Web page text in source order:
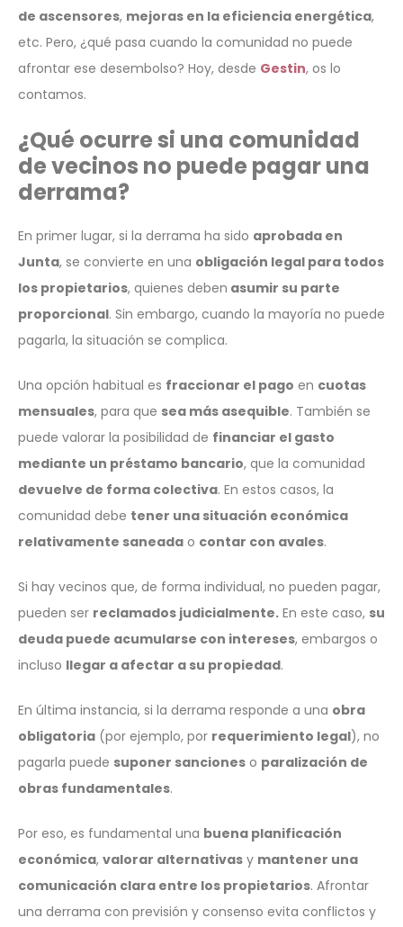
de ascensores, mejoras en la eficiencia energética,
etc. Pero, ¿qué pasa cuando la comunidad no puede
afrontar ese desembolso? Hoy, desde Gestin, os lo
contamos.
¿Qué ocurre si una comunidad
de vecinos no puede pagar una
derrama?
En primer lugar, si la derrama ha sido aprobada en
Junta, se convierte en una obligación legal para todos
los propietarios, quienes deben asumir su parte
proporcional. Sin embargo, cuando la mayoría no puede
pagarla, la situación se complica.
Una opción habitual es fraccionar el pago en cuotas
mensuales, para que sea más asequible. También se
puede valorar la posibilidad de financiar el gasto
mediante un préstamo bancario, que la comunidad
devuelve de forma colectiva. En estos casos, la
comunidad debe tener una situación económica
relativamente saneada o contar con avales.
Si hay vecinos que, de forma individual, no pueden pagar,
pueden ser reclamados judicialmente. En este caso, su
deuda puede acumularse con intereses, embargos o
incluso llegar a afectar a su propiedad.
En última instancia, si la derrama responde a una obra
obligatoria (por ejemplo, por requerimiento legal), no
pagarla puede suponer sanciones o paralización de
obras fundamentales.
Por eso, es fundamental una buena planificación
económica, valorar alternativas y mantener una
comunicación clara entre los propietarios. Afrontar
una derrama con previsión y consenso evita conflictos y